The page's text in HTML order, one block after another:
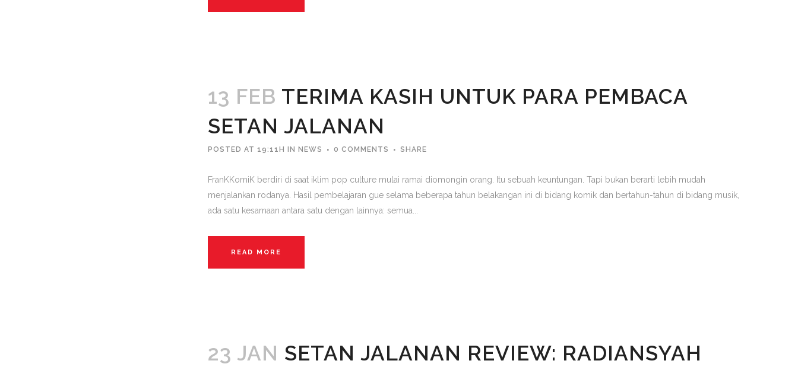
13 FEB TERIMA KASIH UNTUK PARA PEMBACA
SETAN JALANAN
POSTED AT 19:11H IN NEWS 0 COMMENTS SHARE
FranKKomiK berdiri di saat iklim pop culture mulai ramai diomongin orang. Itu sebuah keuntungan. Tapi bukan berarti lebih mudah
menjalankan rodanya. Hasil pembelajaran gue selama beberapa tahun belakangan ini di bidang komik dan bertahun-tahun di bidang musik,
ada satu kesamaan antara satu dengan lainnya: semua...
READ MORE
23 JAN SETAN JALANAN REVIEW: RADIANSYAH